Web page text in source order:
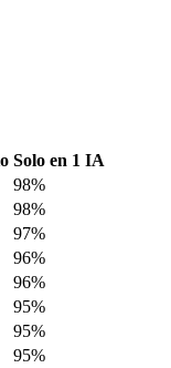
Solo en 1 IA
98%
98%
97%
96%
96%
95%
95%
95%